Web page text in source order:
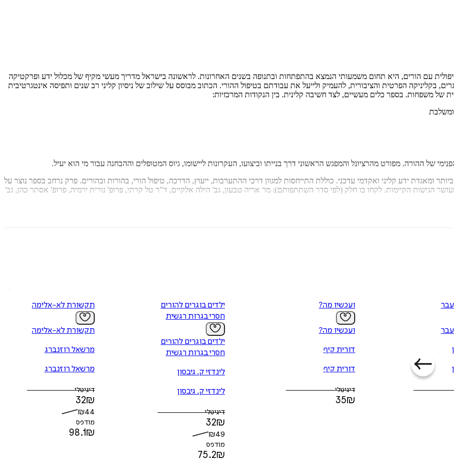
עם הורים, היא תחום משמעותי הנמצא בהתפתחות ובתנופה בשנים האחרונות. לראשונה בישראל מדריך מעשי מקיף של מכלול ידע ופרקטיקה
בקליניקה הפרטית והציבורית, להעמיק ולייעל את עבודתם בטיפול ההורי. הכתוב מבוסס על שילוב של ניסיון קליני רב שנים ותפיסה אינטגרטיבית
של משפחות. בספר כלים מעשיים, לצד חשיבה קלינית. בין הנקודות המרכזיות:
ומאגדת ידע קליני ואקדמי עדכני. כוללת התייחסות למגוון דרכי ההתערבות, ייעוץ, הדרכה, טיפול הורי, בהורות ובהורים. פרק נרחב בספר נוצר על
הגישות הקיימות. לקחו בו חלק (לפי סדר השתתפותם): מר אריה טבעון, גב' הילה אלקיים, ד"ר טל קרתי, פרופ' נורית ירמיה, פרופ' אסתר כהן, גב'
והתפיסות, מאתגר ושואל שאלות מהותיות באשר ליעילותן, והתאמתן לבעיות השונות. זה ה–ספר העוסק בהורים והורות. כוללני, יצירתי
ועכשיו מה?
ועכשיו מה?
דורית קיף
דורית קיף
דיגיטלי
35₪
ילדים בוגרים להורים
חסרי בגרות רגשית
ילדים בוגרים להורים
חסרי בגרות רגשית
לינדזי ק. גיבסון
לינדזי ק. גיבסון
דיגיטלי
32₪
₪49
מודפס
75.2₪
תקשורת לא-אלימה
תקשורת לא-אלימה
מרשאל רוזנברג
מרשאל רוזנברג
דיגיטלי
32₪
₪44
מודפס
98.1₪